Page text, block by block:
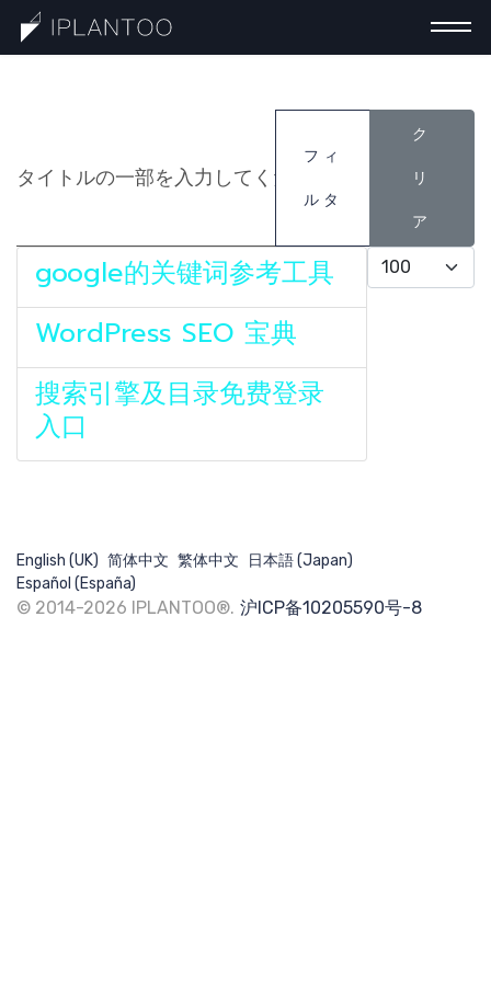
一分钟认识巧计
最新分享
提交需求
搜索
フィ
ルタ
ク
リ
ア
表示数
google的关键词参考工具
WordPress SEO 宝典
搜索引擎及目录免费登录
入口
English (UK) 简体中文 繁体中文
日本語 (Japan)
Español (España)
© 2014-2026 IPLANTOO®. 沪ICP备10205590号-8